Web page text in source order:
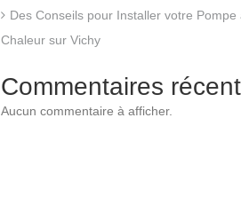
Des Conseils pour Installer votre Pompe
Chaleur sur Vichy
Commentaires
Aucun commentaire à afficher.